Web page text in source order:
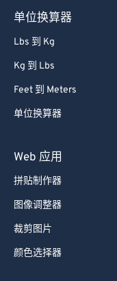
单位换算器
Lbs 到 Kg
Kg 到 Lbs
Feet 到 Meters
单位换算器
Web 应用
拼贴制作器
图像调整器
裁剪图片
颜色选择器